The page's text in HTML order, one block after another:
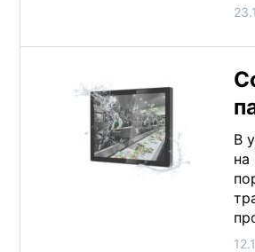
В
на